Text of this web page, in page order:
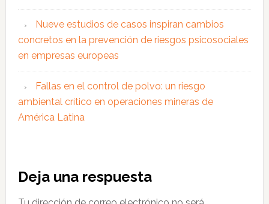
Nueve estudios de casos inspiran cambios
concretos en la prevención de riesgos psicosociales
en empresas europeas
Fallas en el control de polvo: un riesgo
ambiental crítico en operaciones mineras de
América Latina
Interacciones
con
Deja una respuesta